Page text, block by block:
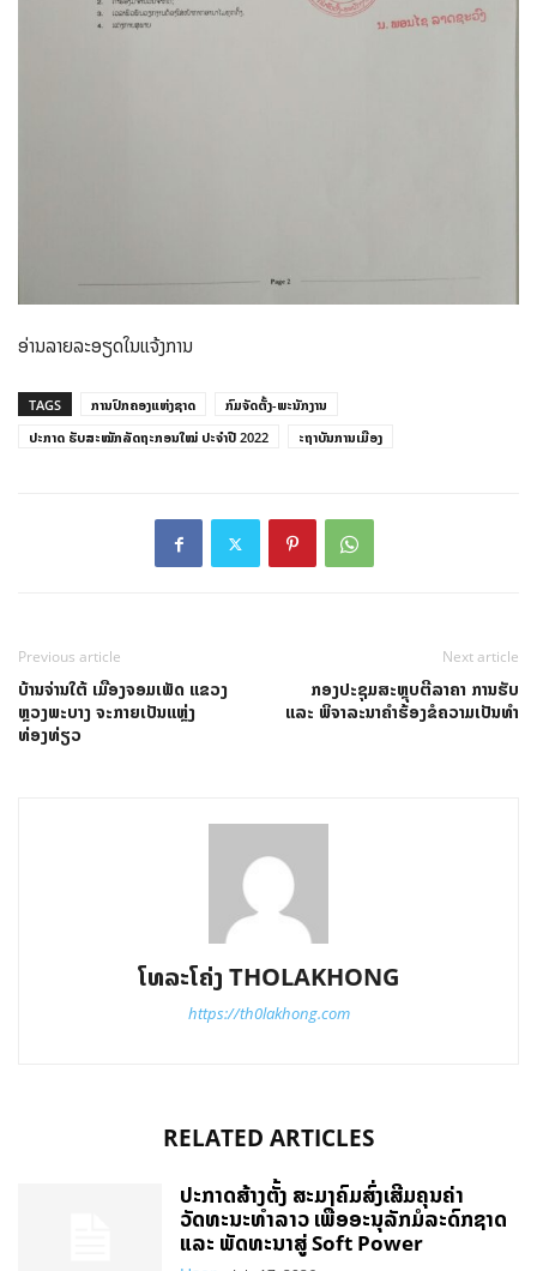
ອ່ານລາຍລະອຽດໃນແຈ້ງການ
TAGS ການປົກຄອງແຫ່ງຊາດ
ກົມຈັດຕັ້ງ-ພະນັກງານ
ປະກາດ ຮັບສະໝັກລັດຖະກອນໃໝ່ ປະຈໍາປີ 2022
ະຖາບັນການເມືອງ
Previous article
ບ້ານຈ່ານໃຕ້ ເມືອງຈອມເພັດ ແຂວງ
ຫຼວງພະບາງ ຈະກາຍເປັນແຫຼ່ງ
ທ່ອງທ່ຽວ
Next article
ກອງປະຊຸມສະຫຼຸບຕີລາຄາ ການຮັບ
ແລະ ພິຈາລະນາຄຳຮ້ອງຂໍຄວາມເປັນທຳ
ໂທລະໂຄ່ງ THOLAKHONG
https://th0lakhong.com
RELATED ARTICLES
ປະກາດສ້າງຕັ້ງ ສະມາຄົມສົ່ງເສີມຄຸນຄ່າ
ວັດທະນະທຳລາວ ເພື່ອອະນຸລັກມໍລະດົກຊາດ
ແລະ ພັດທະນາສູ່ Soft Power